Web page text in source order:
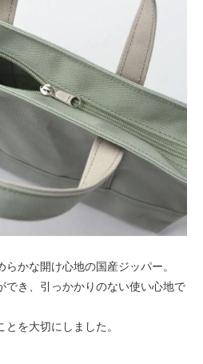
かな開け心地の国産ジッパー。
でき、引っかかりのない使い心地で
を大切にしました。